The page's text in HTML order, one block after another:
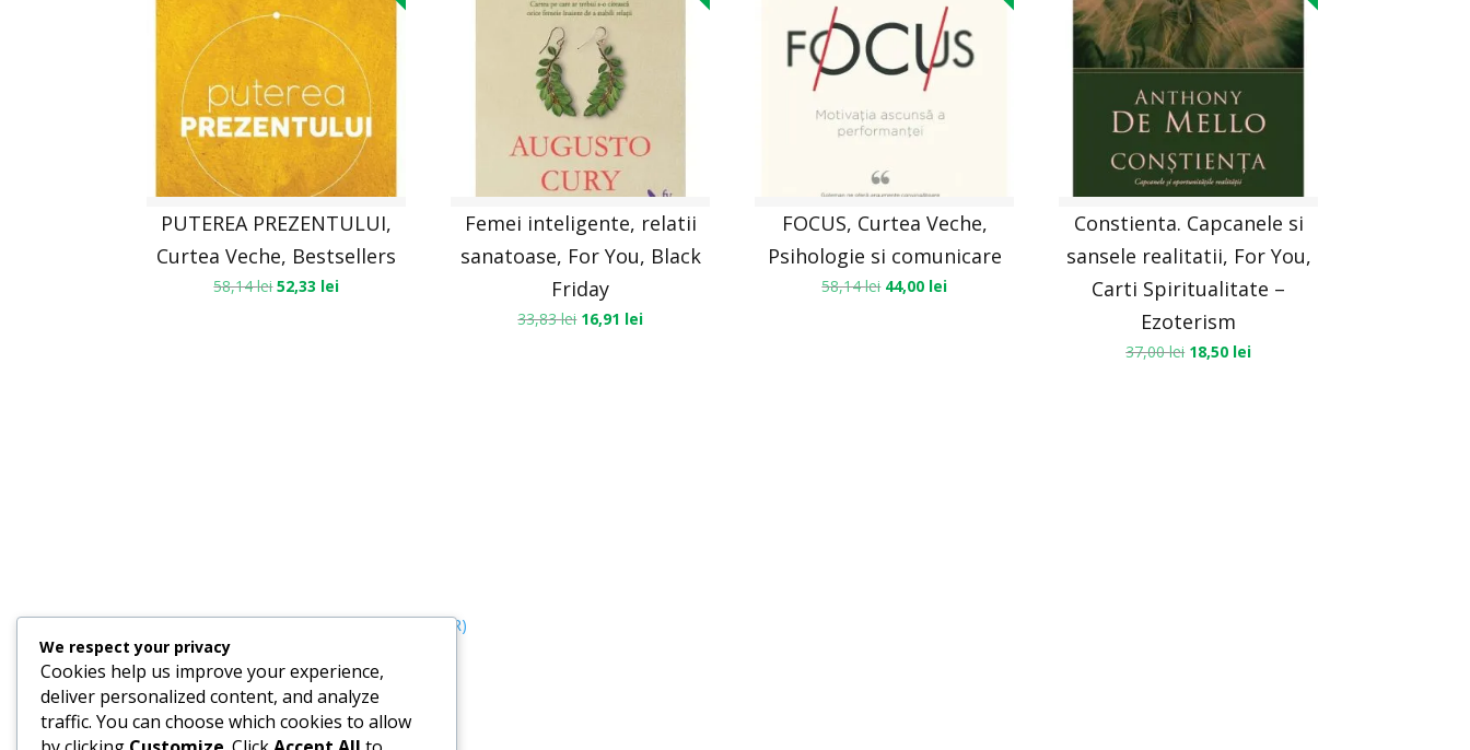
PUTEREA PREZENTULUI,
Curtea Veche, Bestsellers
58,14lei 52,33 lei
Femei inteligente, relatii
sanatoase, For You, Black
Friday
33,83lei 16,91 lei
FOCUS, Curtea Veche,
Psihologie si comunicare
58,14lei 44,00 lei
Constienta. Capcanele si
sansele realitatii, For You,
Carti Spiritualitate –
Ezoterism
37,00lei 18,50 lei
Termeni, Condiții & Protecția Datelor (GDPR)
We respect your privacy
Cookies help us improve your experience,
deliver personalized content, and analyze
traffic. You can choose which cookies to allow